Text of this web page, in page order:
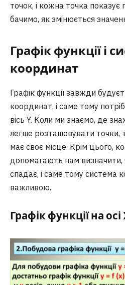
точок, і кожна точка показує
бачимо, як змінюється
Графік функції і
координат
Графік функції завжди
координат, і саме тому
вісь Y. Коли ми знаємо, де
легше розташовувати
має своє місце. Крім цього,
допомагають нам визначити,
спадає, і саме тому система
важливою.
Графік функції на осі